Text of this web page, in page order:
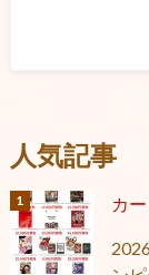
人気記事
カ